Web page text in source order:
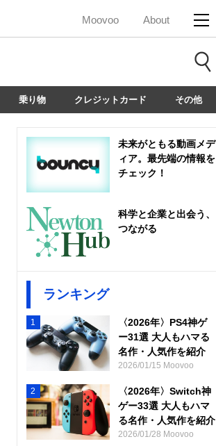
Moovoo About
乗り物 クレジットカード その他
未来がともる動画メデ
ィア。最先端の情報を
チェック！
科学と企業と出会う、
つながる
ランキング
1
〈2026年〉PS4神ゲ
ー31選 大人もハマる
名作・人気作を紹介
2026/01/15 Moovoo
2
〈2026年〉Switch神
ゲー33選 大人もハマ
る名作・人気作を紹介
2026/01/28 Moovoo